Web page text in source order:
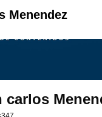
Menendez
carlos